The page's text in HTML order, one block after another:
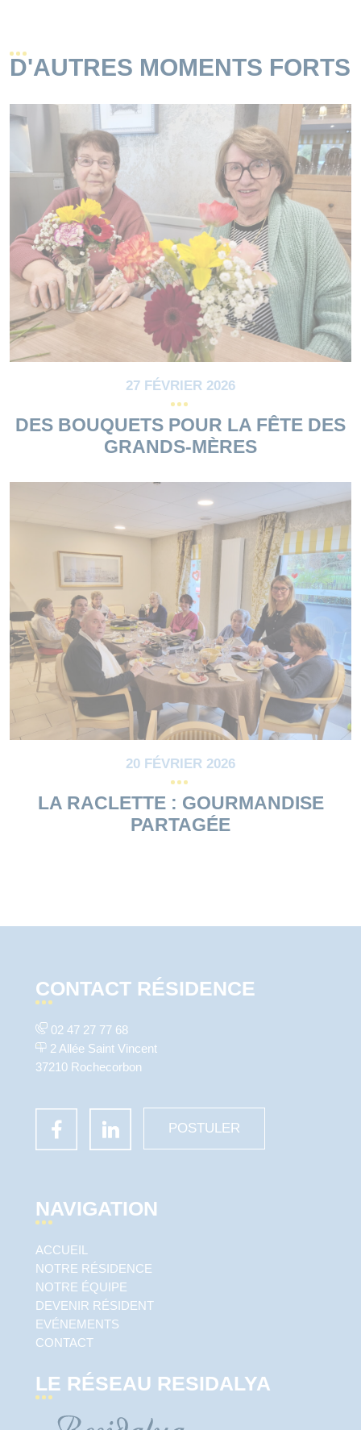
D'AUTRES MOMENTS FORTS
27 FÉVRIER 2026
DES BOUQUETS POUR LA FÊTE DES
GRANDS-MÈRES
20 FÉVRIER 2026
LA RACLETTE : GOURMANDISE
PARTAGÉE
CONTACT RÉSIDENCE
02 47 27 77 68
2 Allée Saint Vincent
37210 Rochecorbon
POSTULER
NAVIGATION
ACCUEIL
NOTRE RÉSIDENCE
NOTRE ÉQUIPE
DEVENIR RÉSIDENT
EVÉNEMENTS
CONTACT
LE RÉSEAU RESIDALYA